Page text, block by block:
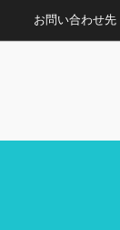
お問い合わせ先